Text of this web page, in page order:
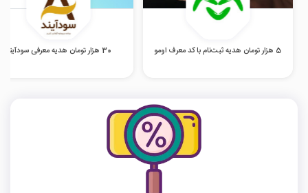
5 هزار تومان هدیه ثبت‌نام با کد معرف اومو 30 هزار تومان هدیه معرفی سودآیند